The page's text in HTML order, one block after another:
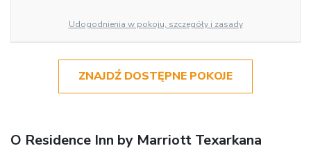
Udogodnienia w pokoju, szczegóły i zasady
ZNAJDŹ DOSTĘPNE POKOJE
O Residence Inn by Marriott Texarkana